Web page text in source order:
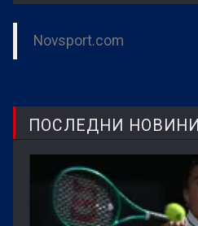
Novsport.com
ПОСЛЕДНИ НОВИНИ